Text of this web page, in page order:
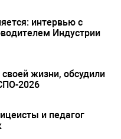
интервью с
Индустрии
жизни, обсудили
2026
и педагог